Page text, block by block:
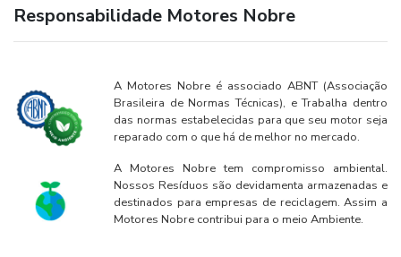
Responsabilidade Motores Nobre
A Motores Nobre é associado ABNT (Associação
Brasileira de Normas Técnicas), e Trabalha dentro
das normas estabelecidas para que seu motor seja
reparado com o que há de melhor no mercado.
A Motores Nobre tem compromisso ambiental.
Nossos Resíduos são devidamenta armazenadas e
destinados para empresas de reciclagem. Assim a
Motores Nobre contribui para o meio Ambiente.